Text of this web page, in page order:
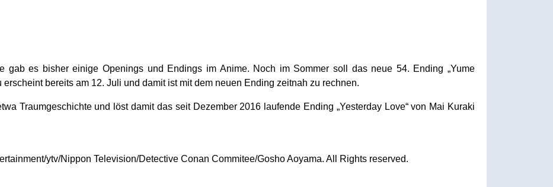
gab es bisher einige Openings und Endings im Anime. Noch im Sommer soll das neue 54. Ending „Yume
bereits am 12. Juli und damit ist mit dem neuen Ending zeitnah zu rechnen.
Traumgeschichte und löst damit das seit Dezember 2016 laufende Ending „Yesterday Love“ von Mai Kuraki
ytv/Nippon Television/Detective Conan Commitee/Gosho Aoyama. All Rights reserved.